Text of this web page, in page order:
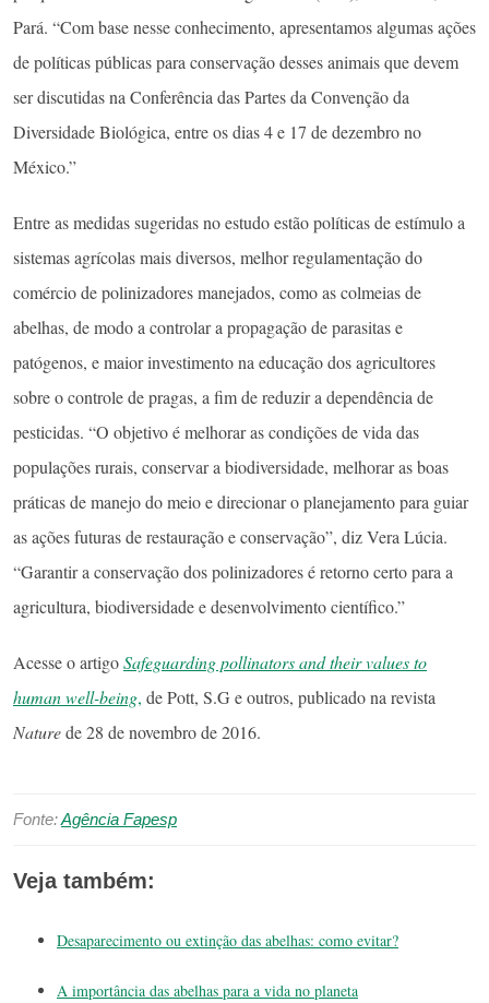
Pará. “Com base nesse conhecimento, apresentamos algumas ações
de políticas públicas para conservação desses animais que devem
ser discutidas na Conferência das Partes da Convenção da
Diversidade Biológica, entre os dias 4 e 17 de dezembro no
México.”
Entre as medidas sugeridas no estudo estão políticas de estímulo a
sistemas agrícolas mais diversos, melhor regulamentação do
comércio de polinizadores manejados, como as colmeias de
abelhas, de modo a controlar a propagação de parasitas e
patógenos, e maior investimento na educação dos agricultores
sobre o controle de pragas, a fim de reduzir a dependência de
pesticidas. “O objetivo é melhorar as condições de vida das
populações rurais, conservar a biodiversidade, melhorar as boas
práticas de manejo do meio e direcionar o planejamento para guiar
as ações futuras de restauração e conservação”, diz Vera Lúcia.
“Garantir a conservação dos polinizadores é retorno certo para a
agricultura, biodiversidade e desenvolvimento científico.”
Acesse o artigoSafeguarding pollinators and their values to
human well-being, de Pott, S.G e outros, publicado na revista
Naturede 28 de novembro de 2016.
Fonte:Agência Fapesp
Veja também:
Desaparecimento ou extinção das abelhas: como evitar?
A importância das abelhas para a vida no planeta